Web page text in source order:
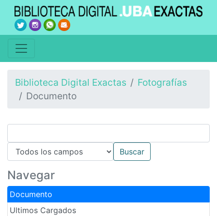
Biblioteca Digital Exactas
Fotografías
Documento
Navegar
Documento
Ultimos Cargados